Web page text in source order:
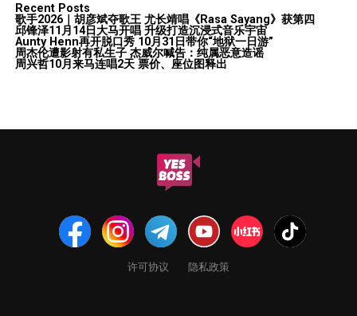
Recent Posts
歌手2026｜胡彦斌夺歌王 尤长靖唱《Rasa Sayang》获第四
邱锋泽11月14日大马开唱 升级打造沉浸式音乐宇宙
Aunty Henn再开脱口秀 10月31日带你“地狱一日游”
周杰伦遭影射有私生子 杰威尔喊告：纯属恶意造谣
周兴哲10月来马连唱2天 票价、座位图释出
许可协议 隐私政策